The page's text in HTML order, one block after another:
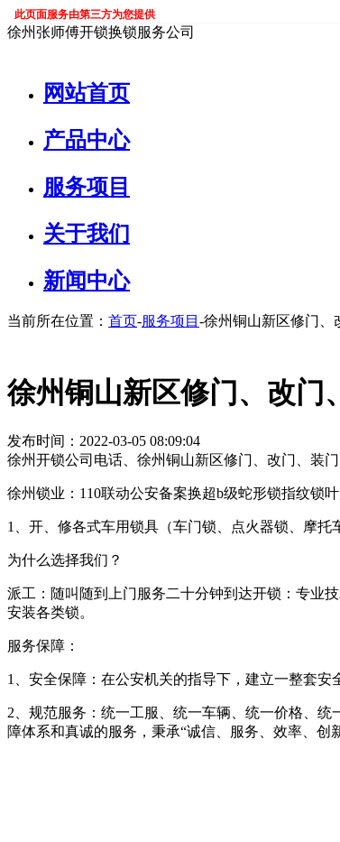
此页面服务由第三方为您提供
徐州张师傅开锁换锁服务公司
网站首页
产品中心
服务项目
关于我们
新闻中心
当前所在位置： 首页-服务项目 -徐州铜山新区修门、
徐州铜山新区修门、改门
发布时间：2022-03-05 08:09:04
徐州开锁公司电话、徐州铜山新区修门、改门、装
徐州锁业：110联动公安备案换超b级蛇形锁指纹锁
1、开、修各式车用锁具（车门锁、点火器锁、摩托
为什么选择我们？
派工：随叫随到上门服务二十分钟到达开锁：专业
安装各类锁。
服务保障：
1、安全保障：在公安机关的指导下，建立一整套安
2、规范服务：统一工服、统一车辆、统一价格、
障体系和真诚的服务，秉承“诚信、服务、效率、